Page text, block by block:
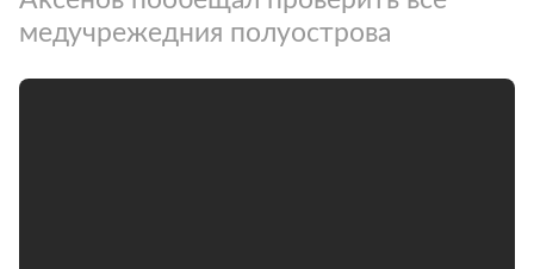
медучрежедния полуострова